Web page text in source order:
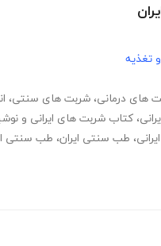
تغذیه
های درمانی، شربت های سنتی،
، کتاب شربت های ایرانی و
، طب سنتی ایران، طب سنتی